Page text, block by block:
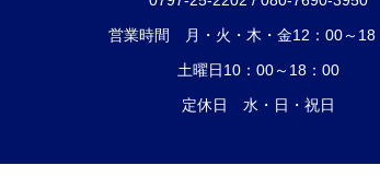
営業時間 月・火・木・金12：00～18
土曜日10：00～18：00
定休日 水・日・祝日